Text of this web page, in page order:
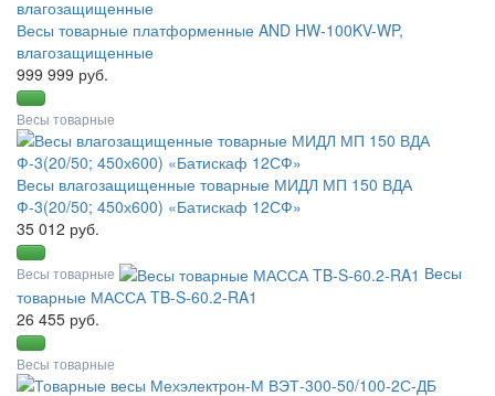
Весы товарные платформенные AND HW-100KV-WP,
влагозащищенные
999 999 руб.
Весы товарные
Весы влагозащищенные товарные МИДЛ МП 150 ВДА
Ф-3(20/50; 450х600) «Батискаф 12СФ»
35 012 руб.
Весы товарные
Весы
товарные МАССА TB-S-60.2-RA1
26 455 руб.
Весы товарные